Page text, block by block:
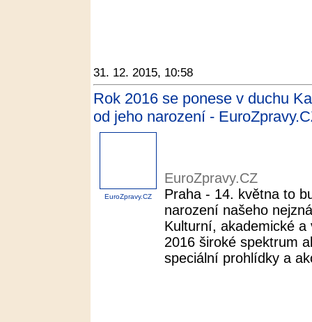
31. 12. 2015, 10:58
Rok 2016 se ponese v duchu
od jeho narození -
EuroZpravy.CZ
EuroZpravy.CZ
Praha - 14. května to
narození našeho
Kulturní, akademické
2016 široké spektrum
speciální prohlídky a